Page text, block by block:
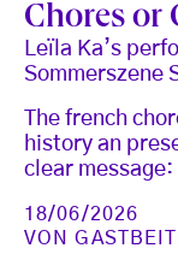
Chores or
Leïla Ka’s
Sommerszene
The french
history an
clear
18/06/2026
VON